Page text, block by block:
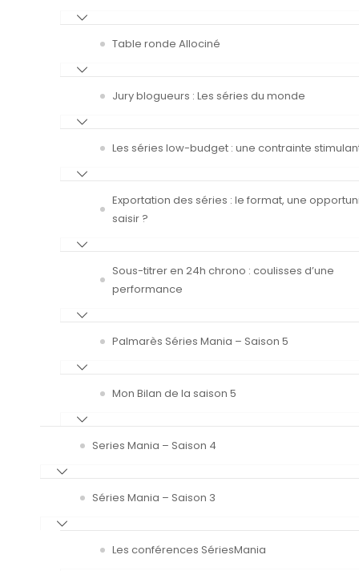
Table ronde Allociné
Jury blogueurs : Les séries du monde
Les séries low-budget : une contrainte
Exportation des séries : le format, une
saisir ?
Sous-titrer en 24h chrono : coulisses d’une
performance
Palmarès Séries Mania – Saison 5
Mon Bilan de la saison 5
Series Mania – Saison 4
Séries Mania – Saison 3
Les conférences SériesMania